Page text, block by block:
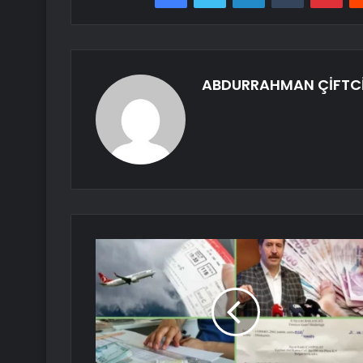
ABDURRAHMAN